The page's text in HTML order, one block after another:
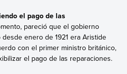
el pago de las
pareció que el gobierno
enero de 1921 era Aristide
con el primer ministro británico,
el pago de las reparaciones.